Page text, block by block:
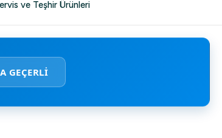
ve Teşhir Ürünleri
GEÇERLİ